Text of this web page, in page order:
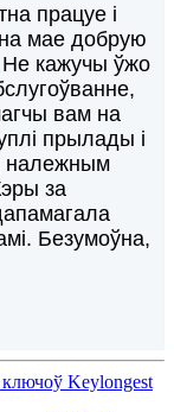
працуе і
мае добрую
Не кажучы ўжо
вам на
прылады і
належным
за
Безумоўна,
Keylongest